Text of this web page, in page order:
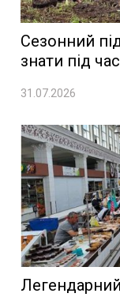
Сезонний
знати під
31.07.2026